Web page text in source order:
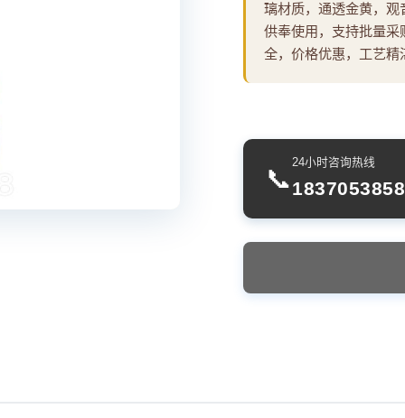
璃材质，通透金黄，
供奉使用，支持批量
全，价格优惠，工艺精
📞
24小时咨询热线